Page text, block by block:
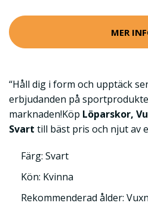
MER
“Håll dig i form och upptäck
erbjudanden på
marknaden!Köp Löparskor,
Svart till bäst pris och njut av
Färg: Svart
Kön: Kvinna
Rekommenderad ålder: